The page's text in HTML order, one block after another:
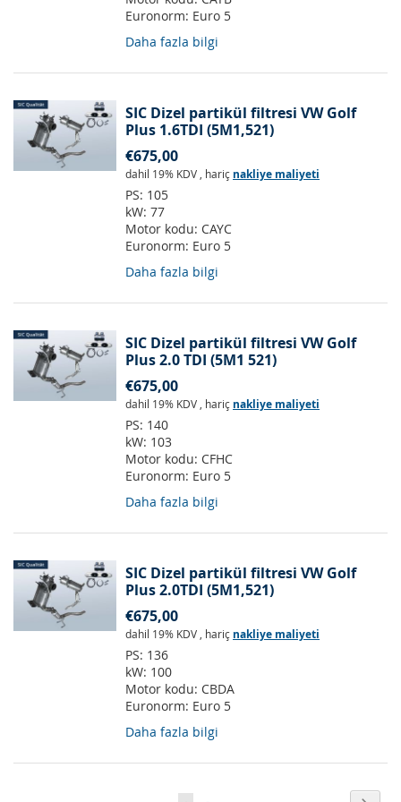
Euronorm: Euro 5
Daha fazla bilgi
SIC Dizel partikül filtresi VW Golf
Plus 1.6TDI (5M1,521)
€675,00
dahil 19% KDV , hariç nakliye maliyeti
PS: 105
kW: 77
Motor kodu: CAYC
Euronorm: Euro 5
Daha fazla bilgi
SIC Dizel partikül filtresi VW Golf
Plus 2.0 TDI (5M1 521)
€675,00
dahil 19% KDV , hariç nakliye maliyeti
PS: 140
kW: 103
Motor kodu: CFHC
Euronorm: Euro 5
Daha fazla bilgi
SIC Dizel partikül filtresi VW Golf
Plus 2.0TDI (5M1,521)
€675,00
dahil 19% KDV , hariç nakliye maliyeti
PS: 136
kW: 100
Motor kodu: CBDA
Euronorm: Euro 5
Daha fazla bilgi
Sayfa